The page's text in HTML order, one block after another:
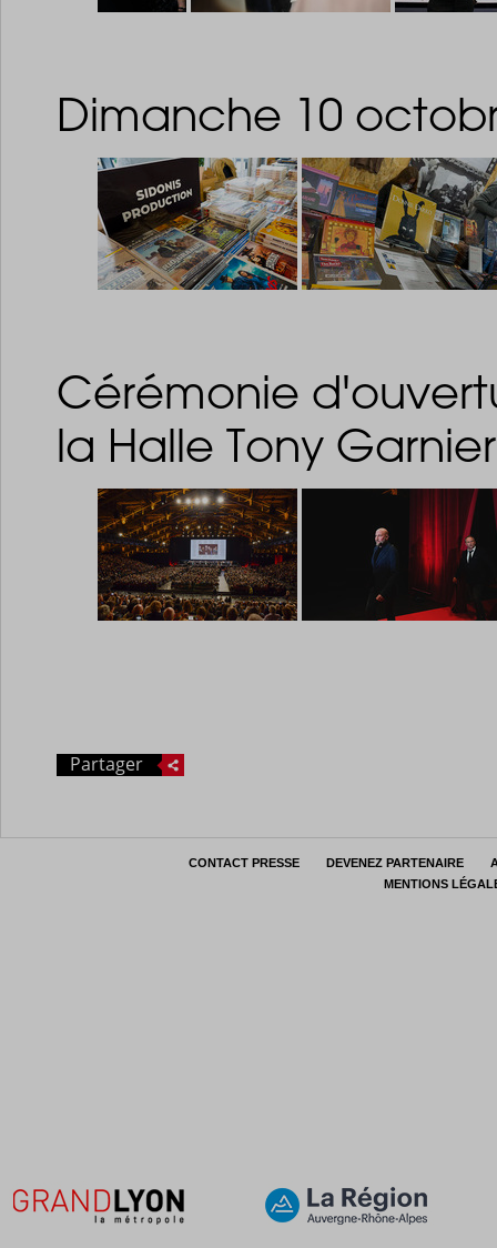
Dimanche 10
Cérémonie
la Halle Tony Garnier
Partager
CONTACT PRESSE DEVENEZ PARTENAIRE
MENTIONS